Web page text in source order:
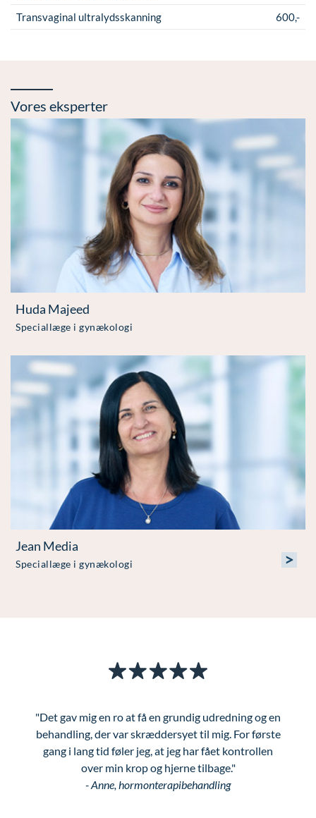
Transvaginal ultralydsskanning
600,-
Vores eksperter
Huda Majeed
Speciallæge i gynækologi
Jean Media
Speciallæge i gynækologi >
"Det gav mig en ro at få en grundig udredning og en
behandling, der var skræddersyet til mig. For første
gang i lang tid føler jeg, at jeg har fået kontrollen
over min krop og hjerne tilbage."
- Anne, hormonterapibehandling